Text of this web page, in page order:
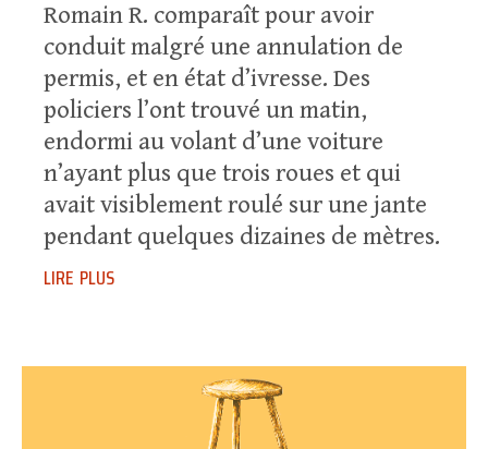
Romain R. comparaît pour avoir
conduit malgré une annulation de
permis, et en état d’ivresse. Des
policiers l’ont trouvé un matin,
endormi au volant d’une voiture
n’ayant plus que trois roues et qui
avait visiblement roulé sur une jante
pendant quelques dizaines de mètres.
lire plus